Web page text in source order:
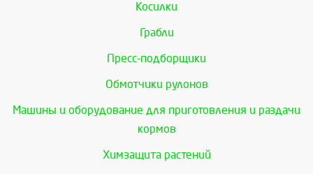
Косилки
Грабли
Пресс-подборщики
Обмотчики рулонов
Машины и оборудование для приготовления и раздачи
кормов
Химзащита растений